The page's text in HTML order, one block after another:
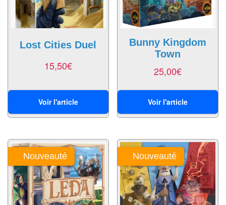
Pendules
Echiquier
pour
d'échecs
Livres
anglais
Livres
en
français
Lost Cities Duel
15,50€
Voir l'article
Bunny Kingdom
Town
25,00€
Voir l'article
Nouveauté Nouveauté